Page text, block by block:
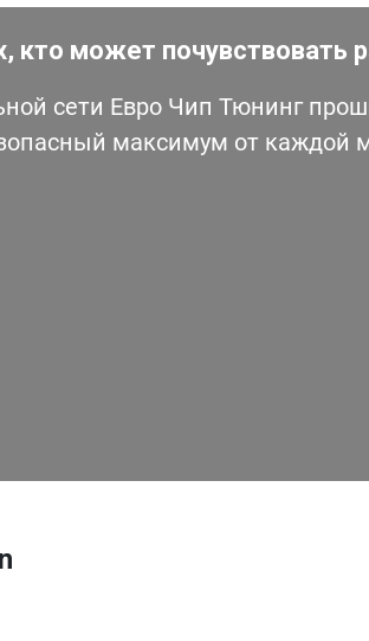
может почувствовать
сети Евро Чип Тюнинг
максимум от каждой